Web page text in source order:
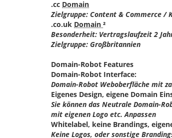
.cc Domain
Zielgruppe: Content & Commerce /
.co.uk Domain ²
Besonderheit: Vertragslaufzeit 2
Zielgruppe: Großbritannien
Domain-Robot Features
Domain-Robot Interface:
Domain-Robot Weboberfläche mit
Eigenes Design, eigene Domain
Sie können das Neutrale Domain-
mit eigenen Logo etc. Anpassen
Whitelabel, keine Brandings,
Keine Logos, oder sonstige